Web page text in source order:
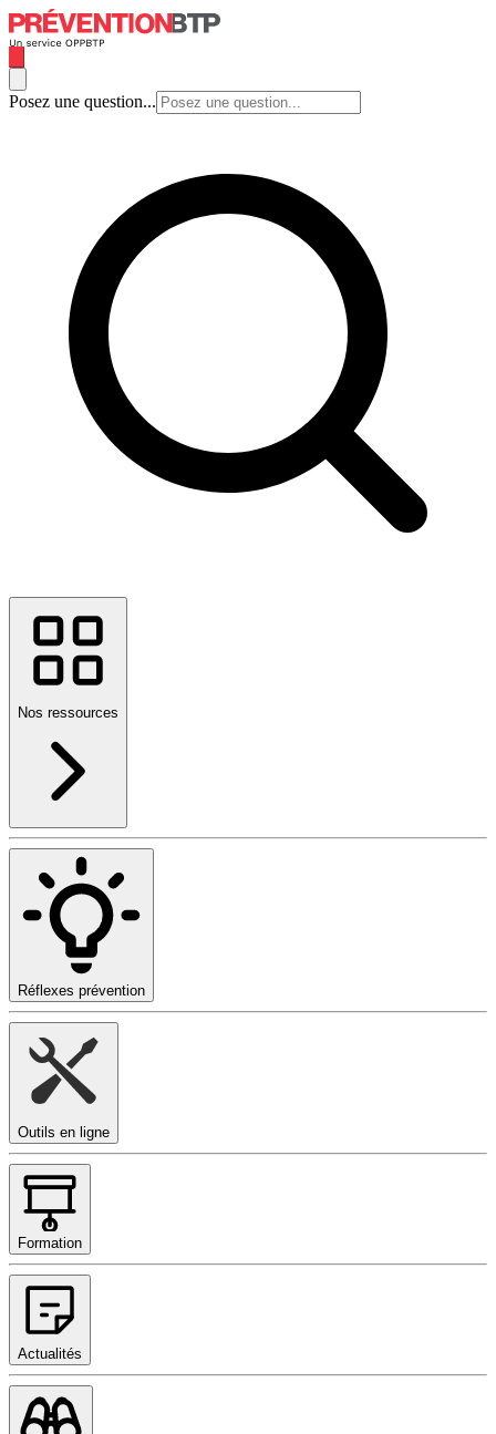
Posez une question...
Nos ressources
Réflexes prévention
Outils en ligne
Formation
Actualités